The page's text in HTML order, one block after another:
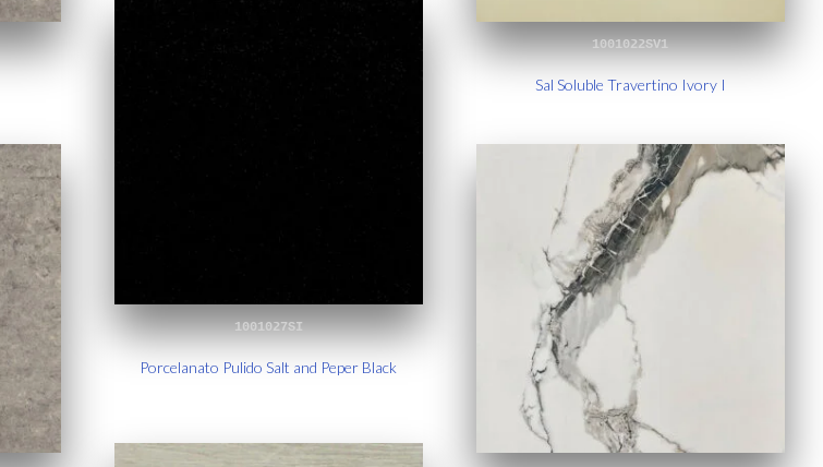
1001022SV1
Sal Soluble Travertino Ivory I
1001027SI
Porcelanato Pulido Salt and Peper Black